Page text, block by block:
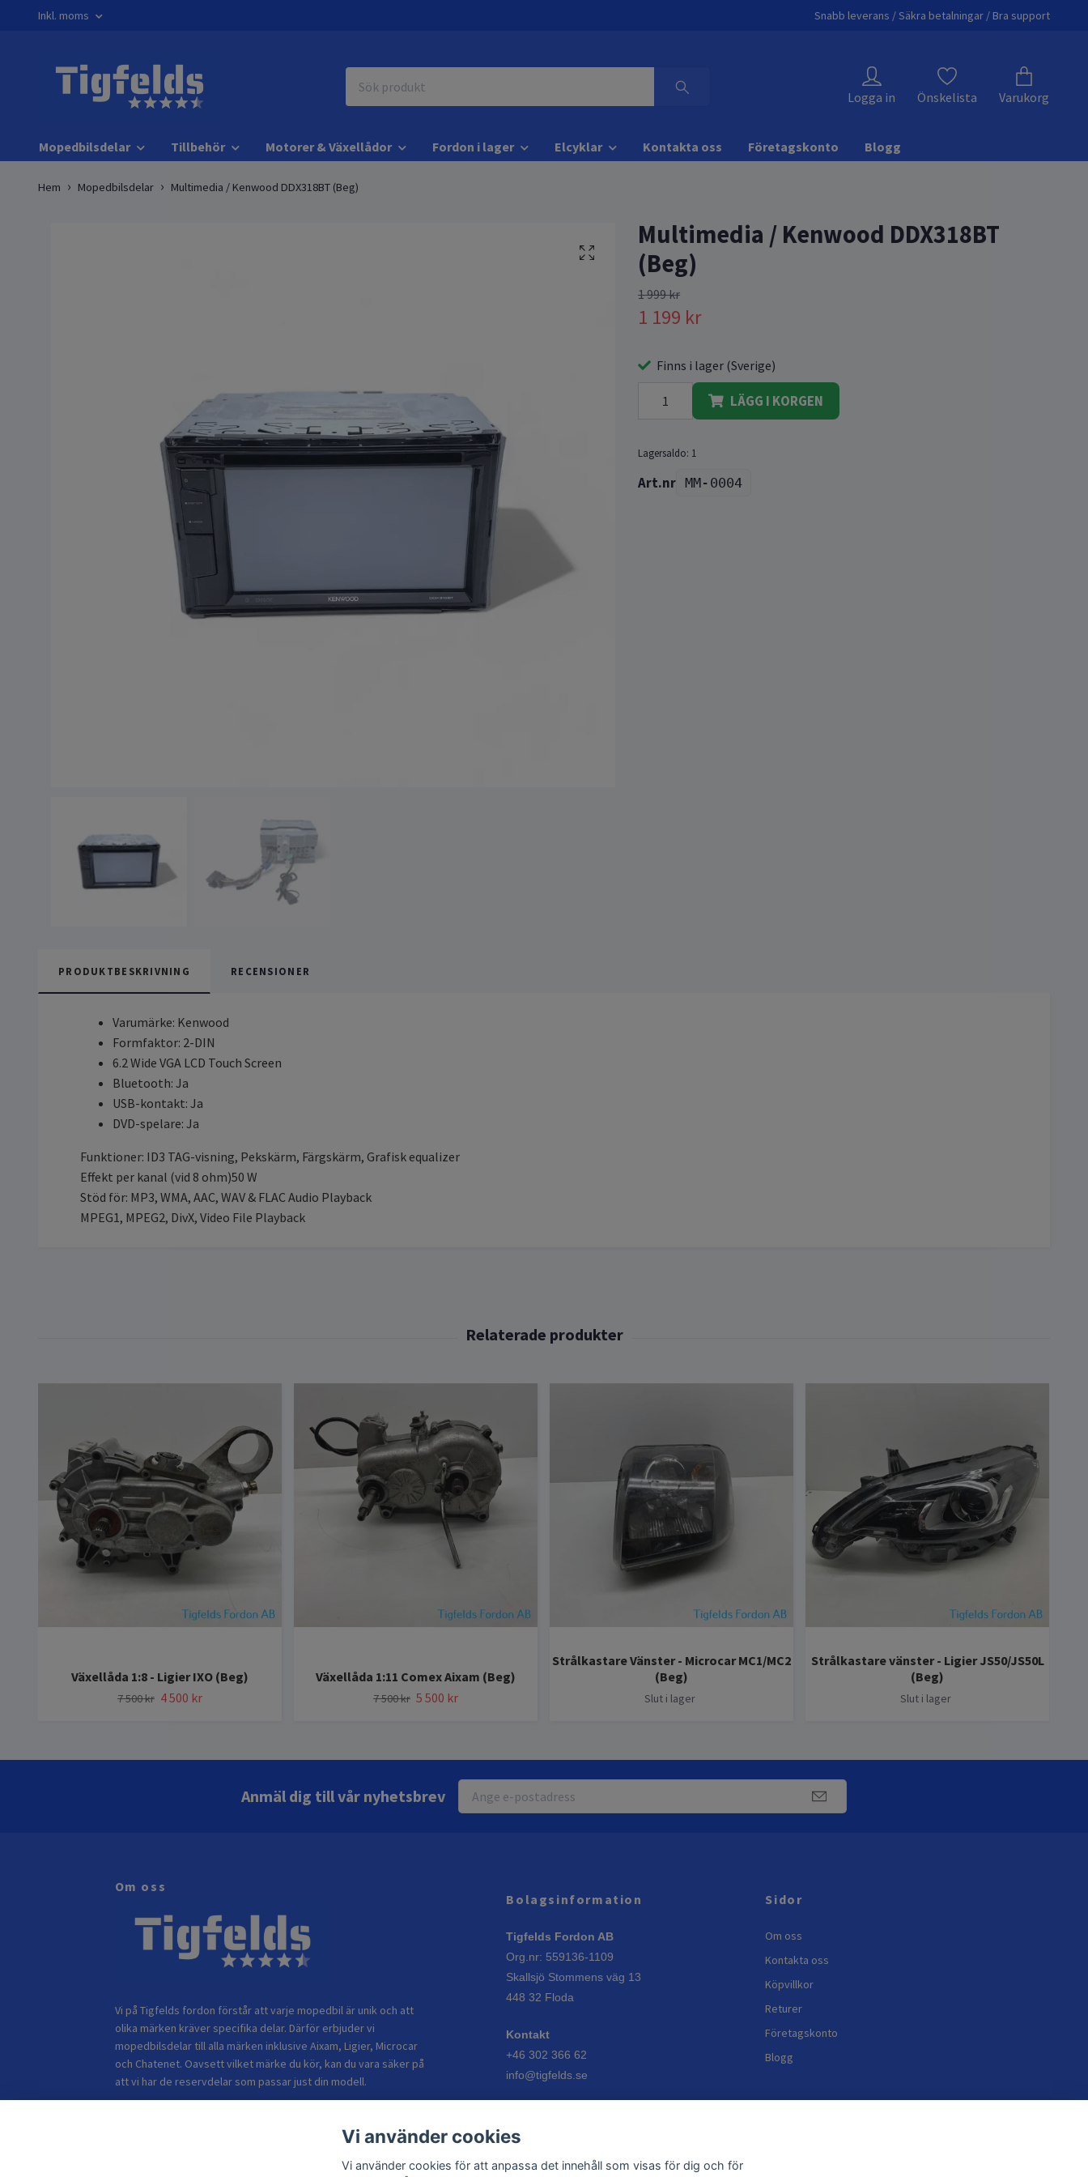
Inkl. moms Snabb leverans / Säkra betalningar / Bra support
Logga in Önskelista Varukorg
Mopedbilsdelar Tillbehör Motorer & Växellådor Fordon i lager Elcyklar Kontakta oss Företagskonto Blogg
Hem Mopedbilsdelar Multimedia / Kenwood DDX318BT (Beg)
Multimedia / Kenwood DDX318BT
(Beg)
1 999 kr
1 199 kr
Finns i lager (Sverige)
LÄGG I KORGEN
Lagersaldo: 1
MM-0004
PRODUKTBESKRIVNING RECENSIONER
Varumärke: Kenwood
Formfaktor: 2-DIN
6.2 Wide VGA LCD Touch Screen
Bluetooth: Ja
USB-kontakt: Ja
DVD-spelare: Ja
Funktioner: ID3 TAG-visning, Pekskärm, Färgskärm, Grafisk equalizer
Effekt per kanal (vid 8 ohm)50 W
Stöd för: MP3, WMA, AAC, WAV & FLAC Audio Playback
MPEG1, MPEG2, DivX, Video File Playback
Växellåda 1:8 - Ligier IXO (Beg)
7 500 kr 4 500 kr
Växellåda 1:11 Comex Aixam (Beg)
7 500 kr 5 500 kr
Strålkastare Vänster - Microcar MC1/MC2
(Beg)
Slut i lager
Strålkastare vänster - Ligier JS50/JS50L
(Beg)
Slut i lager
Anmäl dig till vår nyhetsbrev
Om oss
Vi på Tigfelds fordon förstår att varje mopedbil är unik och att
olika märken kräver specifika delar. Därför erbjuder vi
mopedbilsdelar till alla märken inklusive Aixam, Ligier, Microcar
och Chatenet. Oavsett vilket märke du kör, kan du vara säker på
att vi har de reservdelar som passar just din modell.
Bolagsinformation
Tigfelds Fordon AB
Org.nr: 559136-1109
Skallsjö Stommens väg 13
448 32 Floda
Kontakt
+46 302 366 62
info@tigfelds.se
Vardagar: 08:00–17:00
Sidor
Om oss
Kontakta oss
Köpvillkor
Returer
Företagskonto
Blogg
Vi använder cookies
Vi använder cookies för att anpassa det innehåll som visas för dig och för